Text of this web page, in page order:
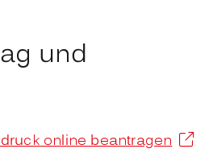
und
online beantragen